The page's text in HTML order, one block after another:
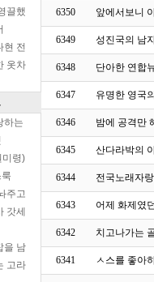
끌했
현 전
옷차
하는
미령)
주고
갓세
을 남
고라
6350 앞에서보니
6349 성진국의 남
6348 단아한 연합
6347 유명한 영국
6346 밤에 공격만
6345 산다라박의
6344 전국노래자
6343 어제 화제였
6342 치고나가는
6341 ㅅ스를 좋아